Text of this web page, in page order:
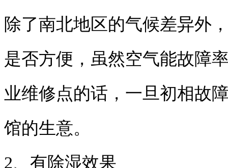
除了南北地区的气候差异外
是否方便，虽然空气能故障
业维修点的话，一旦初相故
馆的生意。
2、有除湿效果